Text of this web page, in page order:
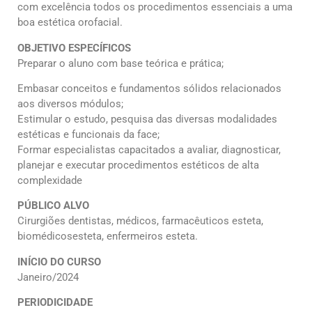
com excelência todos os procedimentos essenciais a uma
boa estética orofacial.
OBJETIVO ESPECÍFICOS
Preparar o aluno com base teórica e prática;
Embasar conceitos e fundamentos sólidos relacionados
aos diversos módulos;
Estimular o estudo, pesquisa das diversas modalidades
estéticas e funcionais da face;
Formar especialistas capacitados a avaliar, diagnosticar,
planejar e executar procedimentos estéticos de alta
complexidade
PÚBLICO ALVO
Cirurgiões dentistas, médicos, farmacêuticos esteta,
biomédicosesteta, enfermeiros esteta.
INÍCIO DO CURSO
Janeiro/2024
PERIODICIDADE